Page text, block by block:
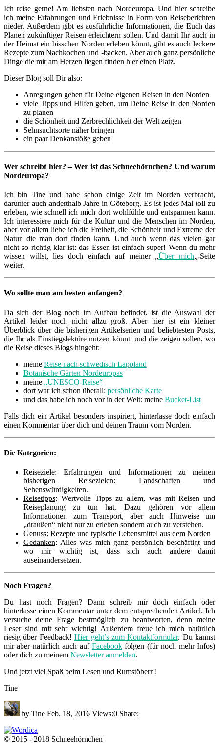
Ich reise gerne! Am liebsten nach Nordeuropa. Und hier schreibe
ich meine Erfahrungen und Erlebnisse in Form von Reiseberichten
nieder. Außerdem gibt es ausführliche Informationen, die Euch das
Planen zukünftiger Reisen erleichtern sollen. Und damit Ihr auch in
der Heimat ein bisschen Norden erleben könnt, gibt es auch leckere
Rezepte zum Nachkochen und -backen. Aber auch ganz persönliche
Dinge die mir am Herzen liegen finden hier einen Platz.
Dieser Blog soll Dir also:
Anregungen geben für Deine eigenen Reisen in den Norden
viele Tipps und Hilfen geben, um Deine Reise in den Norden
zu planen
die Schönheit und Zerbrechlichkeit der Welt zeigen
Sehnsuchtsorte näher bringen
ein paar Denkanstöße geben
Wer schreibt hier? – Wer ist das Schneehörnchen? Und warum
Nordeuropa?
Ich bin Tine und habe schon einige Zeit im Norden verbracht,
darunter auch anderthalb Jahre in Göteborg. Es ist jedes Mal toll zu
erleben, wie schnell ich mich dort wohlfühle und entspannen kann.
Ich interessiere mich für die Kultur und die Menschen im Norden,
aber vor allem liebe ich die Freiheit, die Schönheit und Extreme der
Natur, die man dort finden kann. Und auch wenn das vielen gar
nicht so richtig klar ist: das Essen ist einfach super! Wenn du mehr
wissen willst, lies doch einfach auf meiner „Über mich„-Seite
weiter.
Wo sollte man am besten anfangen?
Da sich der Blog noch im Aufbau befindet, ist die Auswahl der
Artikel leider noch nicht allzu groß. Aber hier ist ein kleiner
Überblick über die bisherigen Artikelserien und beliebtesten Posts,
die Ihr als Einstiegslektüre nutzen könnt, und die zeigen sollen, wo
die Reise dieses Blogs hingeht:
meine Reise nach schwedisch Lappland
Botanische Gärten Nordeuropas
meine „UNESCO-Reise“
dort war ich schon überall: persönliche Karte
und das habe ich noch vor in der Welt: meine Bucket-List
Falls dich ein Artikel besonders inspiriert, hinterlasse doch einfach
einen Kommentar über dich und deinen Traum vom Norden.
Die Kategorien:
Reiseziele: Erfahrungen und Informationen zu meinen
bisherigen Reisezielen: Landschaften und
Sehenswürdigkeiten.
Reisetipps: Wertvolle Tipps zu allem, was mit Reisen und
Reiseplanung zu tun hat. Dazu gehören vor allem
Informationen zum Transport, aber auch Hinweise um
„draußen“ nicht nur zu erleben sondern auch zu verstehen.
Genuss: Rezepte und typische Lebensmittel aus dem Norden
Gedanken: Alles was mich ganz persönlich beschäftigt und
wo mir wichtig ist, dass sich auch andere damit
auseinandersetzen.
Noch Fragen?
Du hast noch Fragen? Dann schreib mir doch einfach oder
hinterlasse einen Kommentar unter dem entsprechenden Artikel. Ich
versuche deine Frage bestmöglich zu beantworten, denn meine
Leser sind mit sehr wichtig! Außerdem freue ich mich natürlich
riesig über Feedback!Hier geht’s zum Kontaktformular. Du kannst
mir aber natürlich auch auf Facebook folgen (für noch mehr Infos)
oder dich zu meinem Newsletter anmelden.
Und jetzt viel Spaß beim Lesen und Rumstöbern!
Tine
by Tine Feb. 18, 2016 Views:0 Share:
© 2015 - 2018 Schneehörnchen